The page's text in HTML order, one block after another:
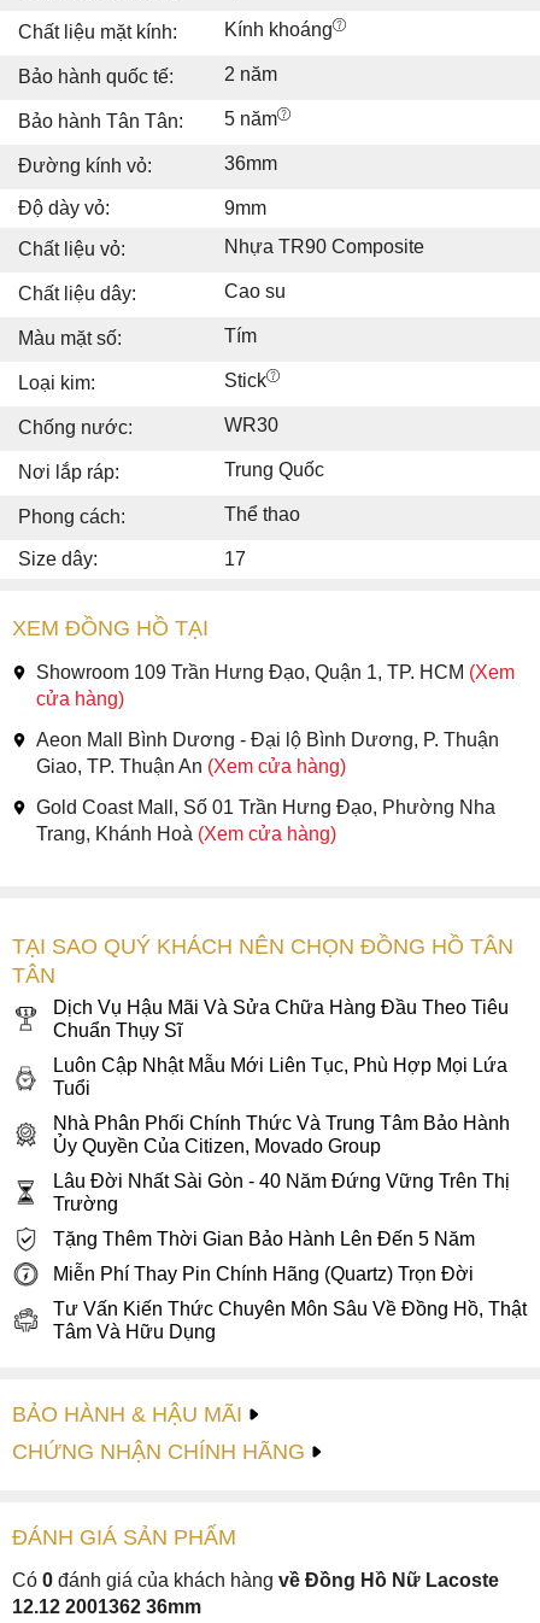
Chất liệu mặt kính: Kính khoáng
Bảo hành quốc tế: 2 năm
Bảo hành Tân Tân: 5 năm
Đường kính vỏ: 36mm
Độ dày vỏ:
9mm
Chất liệu vỏ:
Nhựa TR90 Composite
Chất liệu dây: Cao su
Màu mặt số: Tím
Loại kim: Stick
Chống nước: WR30
Nơi lắp ráp: Trung Quốc
Phong cách: Thể thao
Size dây: 17
XEM ĐỒNG HỒ TẠI
Showroom 109 Trần Hưng Đạo, Quận 1, TP. HCM (Xem
cửa hàng)
Aeon Mall Bình Dương - Đại lộ Bình Dương, P. Thuận
Giao, TP. Thuận An (Xem cửa hàng)
Gold Coast Mall, Số 01 Trần Hưng Đạo, Phường Nha
Trang, Khánh Hoà (Xem cửa hàng)
TẠI SAO QUÝ KHÁCH NÊN CHỌN ĐỒNG HỒ TÂN
TÂN
Dịch Vụ Hậu Mãi Và Sửa Chữa Hàng Đầu Theo Tiêu
Chuẩn Thụy Sĩ
Luôn Cập Nhật Mẫu Mới Liên Tục, Phù Hợp Mọi Lứa
Tuổi
Nhà Phân Phối Chính Thức Và Trung Tâm Bảo Hành
Ủy Quyền Của Citizen, Movado Group
Lâu Đời Nhất Sài Gòn - 40 Năm Đứng Vững Trên Thị
Trường
Tặng Thêm Thời Gian Bảo Hành Lên Đến 5 Năm
Miễn Phí Thay Pin Chính Hãng (Quartz) Trọn Đời
Tư Vấn Kiến Thức Chuyên Môn Sâu Về Đồng Hồ, Thật
Tâm Và Hữu Dụng
BẢO HÀNH & HẬU MÃI
CHỨNG NHẬN CHÍNH HÃNG
ĐÁNH GIÁ SẢN PHẤM
Có 0 đánh giá của khách hàng về Đồng Hồ Nữ Lacoste
12.12 2001362 36mm